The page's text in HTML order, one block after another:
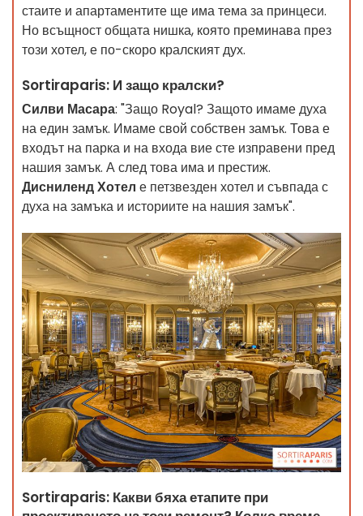
стаите и апартаментите ще има тема за принцеси.
Но всъщност общата нишка, която преминава през
този хотел, е по-скоро кралският дух.
Sortiraparis: И защо кралски?
Силви Масара: "Защо Royal? Защото имаме духа
на един замък. Имаме свой собствен замък. Това е
входът на парка и на входа вие сте изправени пред
нашия замък. А след това има и престиж.
Дисниленд Хотел е петзвезден хотел и съвпада с
духа на замъка и историите на нашия замък".
Sortiraparis: Какви бяха етапите при